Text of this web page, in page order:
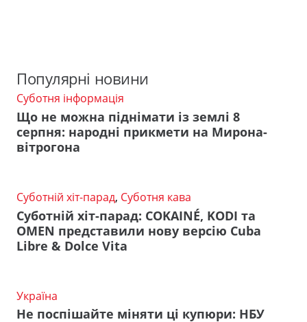
Популярні новини
Суботня інформація
Що не можна піднімати із землі 8
серпня: народні прикмети на Мирона-
вітрогона
Суботній хіт-парад, Суботня кава
Суботній хіт-парад: COKAINÉ, KODI та
OMEN представили нову версію Cuba
Libre & Dolce Vita
Україна
Не поспішайте міняти ці купюри: НБУ